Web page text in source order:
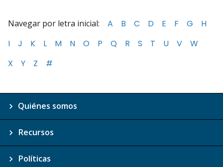
Navegar por letra inicial: A B C D E F G
H
I
J K L M N O P Q R S T U V
W
X
Y Z #
Quiénes somos
Recursos
Políticas